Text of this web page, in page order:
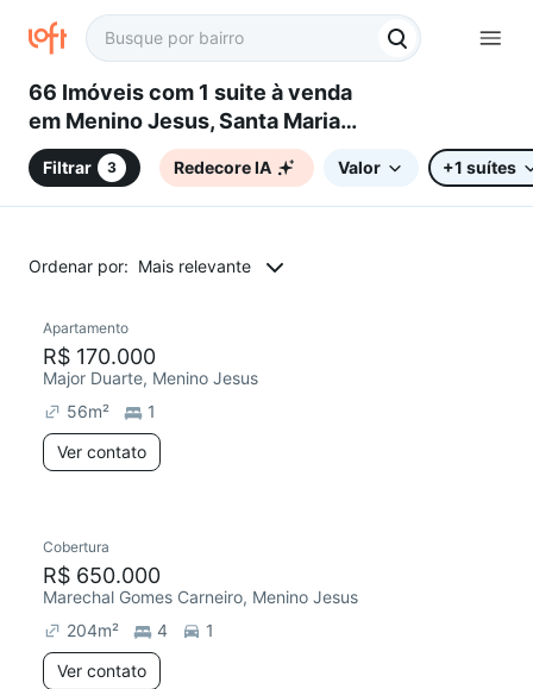
66 Imóveis com 1 suite à venda
em Menino Jesus, Santa Maria,
RS
Filtrar 3 Redecore IA Valor +1 suítes
Ordenar por: Mais relevante
Chegou este mês
Apartamento
R$ 170.000
Major Duarte, Menino Jesus
56m²
1
Ver contato
Chegou este mês
Cobertura
R$ 650.000
Marechal Gomes Carneiro, Menino Jesus
204m² 4
1
Ver contato